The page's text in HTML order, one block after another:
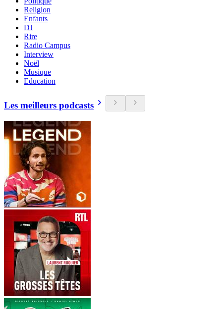
Religion
Enfants
DJ
Rire
Radio Campus
Interview
Noël
Musique
Education
Les meilleurs podcasts